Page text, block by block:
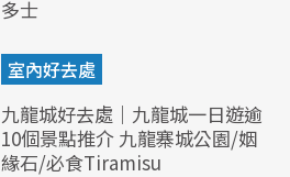
多士
室內好去處
九龍城好去處｜九龍城一日遊逾
10個景點推介 九龍寨城公園/姻
緣石/必食Tiramisu